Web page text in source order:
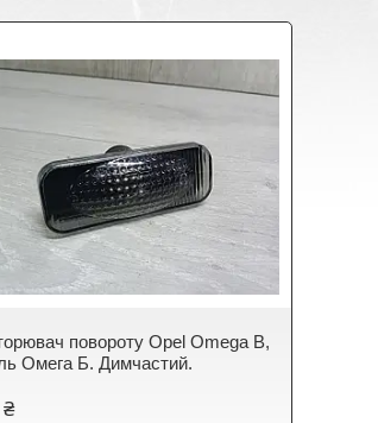
повороту Opel Omega B,
Омега Б. Димчастий.